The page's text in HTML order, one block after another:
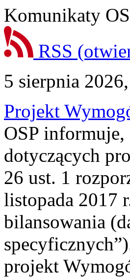
Komunikaty
RSS
5 sierpnia
Projekt
OSP
dotyczących
26 ust. 1
listopada 2017
bilansowania
projekt